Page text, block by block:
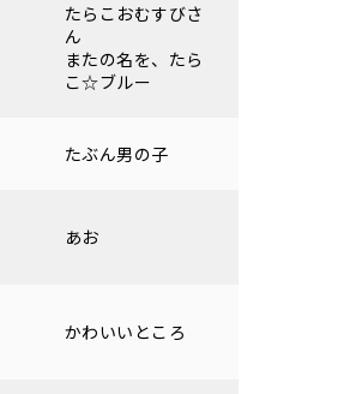
たらこおむすびさ
ん
またの名を、たら
こ☆ブルー
たぶん男の子
あお
かわいいところ